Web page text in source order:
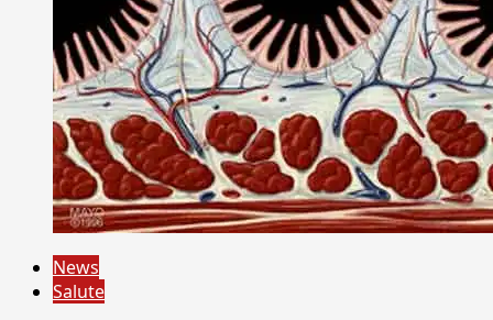
News
Salute